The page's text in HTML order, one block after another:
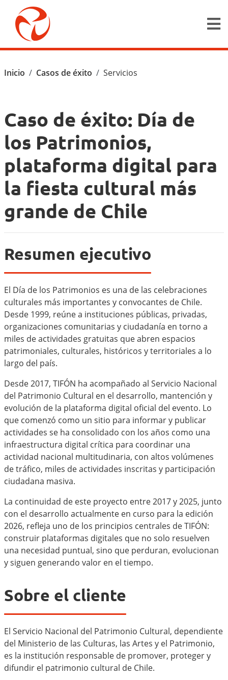
Pasar al contenido principal
Ruta de navegación
Inicio Casos de éxito Servicios
Caso de éxito: Día de
los Patrimonios,
plataforma digital para
la fiesta cultural más
grande de Chile
Resumen ejecutivo
El Día de los Patrimonios es una de las celebraciones
culturales más importantes y convocantes de Chile.
Desde 1999, reúne a instituciones públicas, privadas,
organizaciones comunitarias y ciudadanía en torno a
miles de actividades gratuitas que abren espacios
patrimoniales, culturales, históricos y territoriales a lo
largo del país.
Desde 2017, TIFÓN ha acompañado al Servicio Nacional
del Patrimonio Cultural en el desarrollo, mantención y
evolución de la plataforma digital oficial del evento. Lo
que comenzó como un sitio para informar y publicar
actividades se ha consolidado con los años como una
infraestructura digital crítica para coordinar una
actividad nacional multitudinaria, con altos volúmenes
de tráfico, miles de actividades inscritas y participación
ciudadana masiva.
La continuidad de este proyecto entre 2017 y 2025, junto
con el desarrollo actualmente en curso para la edición
2026, refleja uno de los principios centrales de TIFÓN:
construir plataformas digitales que no solo resuelven
una necesidad puntual, sino que perduran, evolucionan
y siguen generando valor en el tiempo.
Sobre el cliente
El Servicio Nacional del Patrimonio Cultural, dependiente
del Ministerio de las Culturas, las Artes y el Patrimonio,
es la institución responsable de promover, proteger y
difundir el patrimonio cultural de Chile.